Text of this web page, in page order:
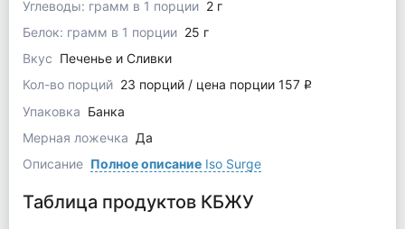
Углеводы: грамм в 1 порции 2 г
Белок: грамм в 1 порции 25 г
Вкус Печенье и Сливки
Кол-во порций 23 порций / цена порции 157 q
Упаковка Банка
Мерная ложечка Да
Описание Полное описаниеIso Surge
Таблица продуктов КБЖУ